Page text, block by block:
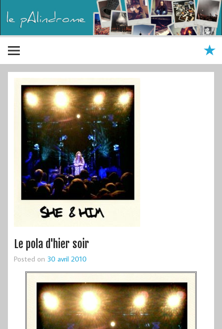
Le pola d'hier soir
Posted on 30 avril 2010